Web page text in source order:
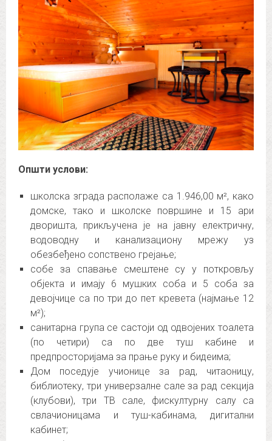
Општи услови:
школска зграда располаже са 1.946,00 м², како
домске, тако и школске површине и 15 ари
дворишта, прикључена је на јавну електричну,
водоводну и канализациону мрежу уз
обезбеђено сопствено грејање;
собе за спавање смештене су у поткровљу
објекта и имају 6 мушких соба и 5 соба за
девојчице са по три до пет кревета (најмање 12
м²);
санитарна група се састоји од одвојених тоалета
(по четири) са по две туш кабине и
предпросторијама за прање руку и бидеима;
Дом поседује учионице за рад, читаоницу,
библиотеку, три универзалне сале за рад секција
(клубови), три ТВ сале, фискултурну салу са
свлачионицама и туш-кабинама, дигитални
кабинет;